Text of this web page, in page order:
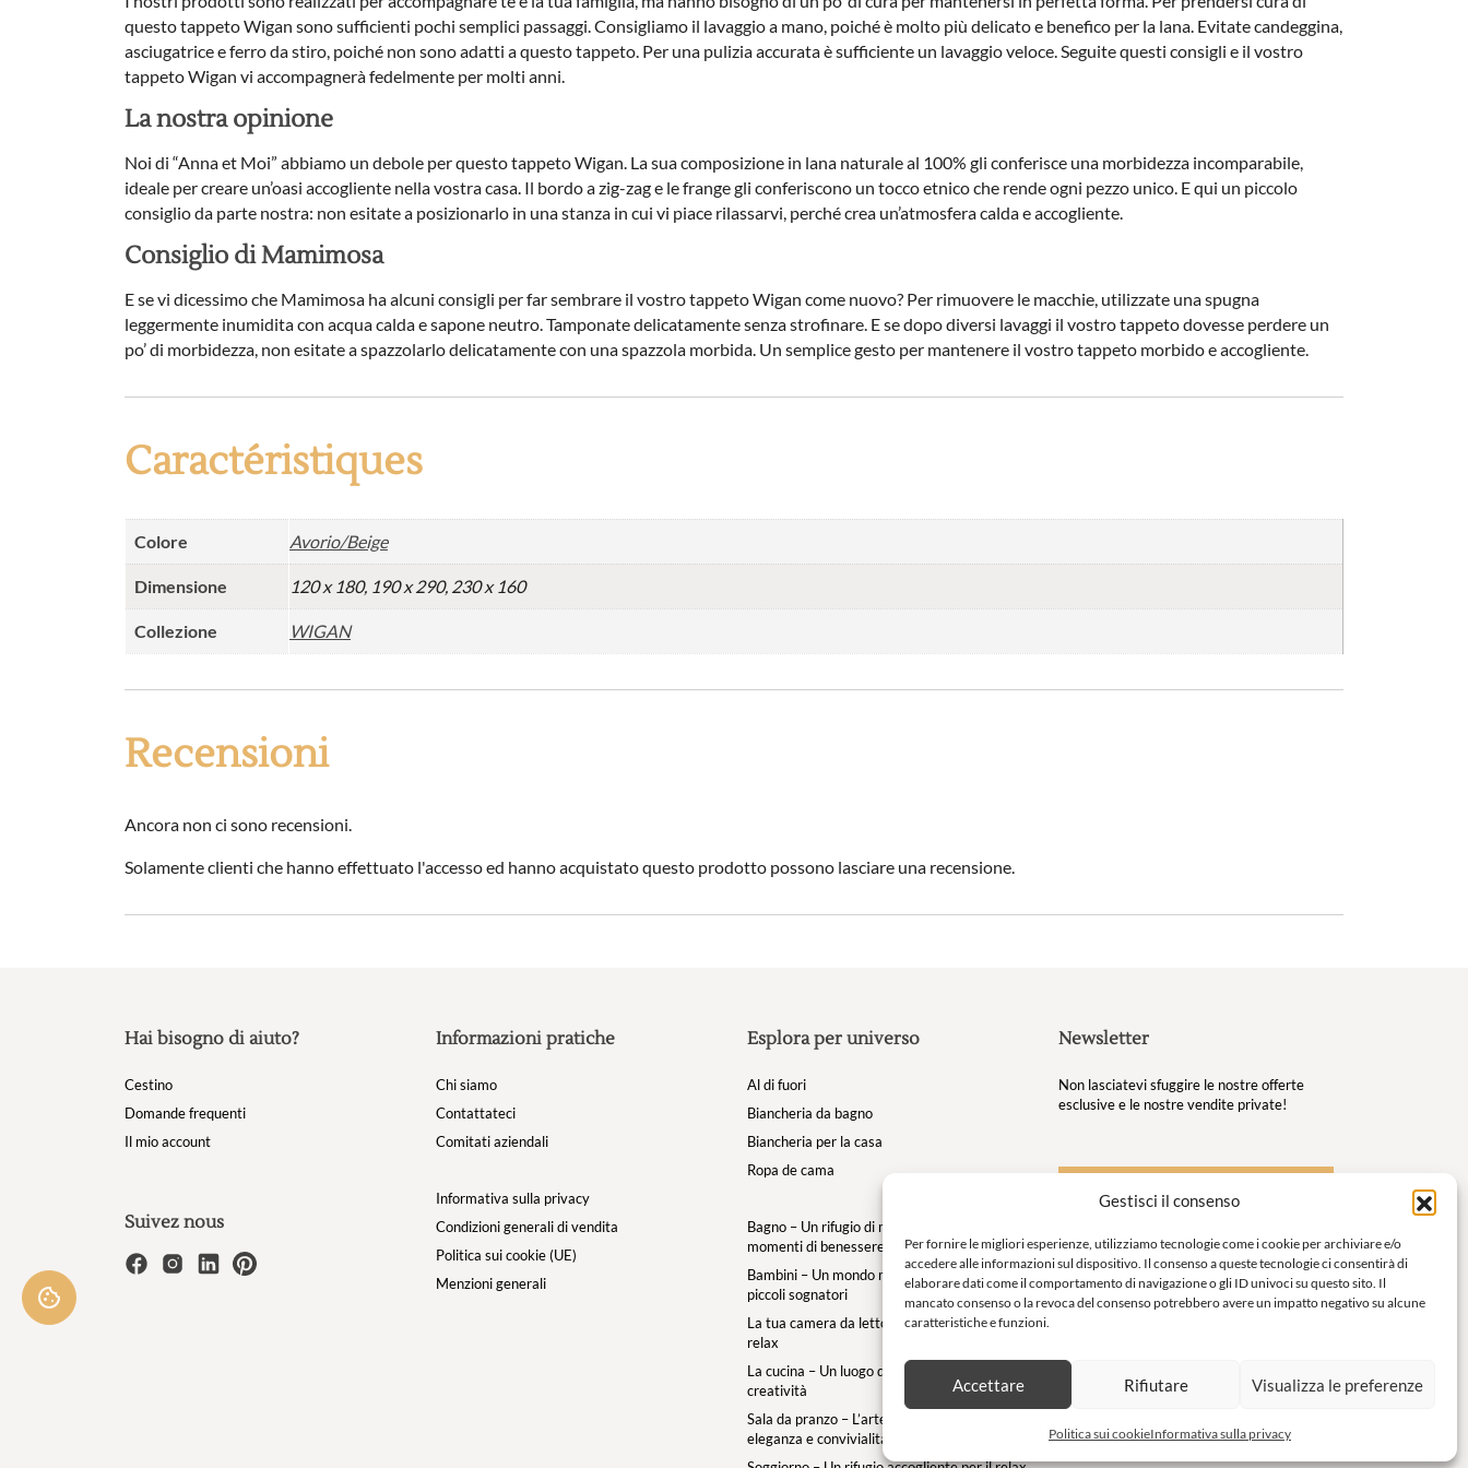
Gestisci il consenso
Per fornire le migliori esperienze, utilizziamo tecnologie come i cookie per archiviare e/o
accedere alle informazioni sul dispositivo. Il consenso a queste tecnologie ci consentirà di
elaborare dati come il comportamento di navigazione o gli ID univoci su questo sito. Il
mancato consenso o la revoca del consenso potrebbero avere un impatto negativo su alcune
caratteristiche e funzioni.
Accettare Rifiutare Visualizza le preferenze
Politica sui cookieInformativa sulla privacy
questo tappeto Wigan sono sufficienti pochi semplici passaggi. Consigliamo il lavaggio a mano, poiché è molto più delicato e benefico per la lana. Evitate candeggina,
asciugatrice e ferro da stiro, poiché non sono adatti a questo tappeto. Per una pulizia accurata è sufficiente un lavaggio veloce. Seguite questi consigli e il vostro
tappeto Wigan vi accompagnerà fedelmente per molti anni.
La nostra opinione
Noi di “Anna et Moi” abbiamo un debole per questo tappeto Wigan. La sua composizione in lana naturale al 100% gli conferisce una morbidezza incomparabile,
ideale per creare un’oasi accogliente nella vostra casa. Il bordo a zig-zag e le frange gli conferiscono un tocco etnico che rende ogni pezzo unico. E qui un piccolo
consiglio da parte nostra: non esitate a posizionarlo in una stanza in cui vi piace rilassarvi, perché crea un’atmosfera calda e accogliente.
Consiglio di Mamimosa
E se vi dicessimo che Mamimosa ha alcuni consigli per far sembrare il vostro tappeto Wigan come nuovo? Per rimuovere le macchie, utilizzate una spugna
leggermente inumidita con acqua calda e sapone neutro. Tamponate delicatamente senza strofinare. E se dopo diversi lavaggi il vostro tappeto dovesse perdere un
po’ di morbidezza, non esitate a spazzolarlo delicatamente con una spazzola morbida. Un semplice gesto per mantenere il vostro tappeto morbido e accogliente.
Caractéristiques
Colore Avorio/Beige
Dimensione 120 x 180, 190 x 290, 230 x 160
Collezione WIGAN
Recensioni
Ancora non ci sono recensioni.
Solamente clienti che hanno effettuato l'accesso ed hanno acquistato questo prodotto possono lasciare una recensione.
Hai bisogno di aiuto?
Cestino
Domande frequenti
Il mio account
Suivez nous
Informazioni pratiche
Chi siamo
Contattateci
Comitati aziendali
Informativa sulla privacy
Condizioni generali di vendita
Politica sui cookie (UE)
Menzioni generali
Esplora per universo
Al di fuori
Biancheria da bagno
Biancheria per la casa
Ropa de cama
Bagno – Un rifugio di morbidezza per i tuoi
momenti di benessere
Bambini – Un mondo morbido e magico per
piccoli sognatori
La tua camera da letto – un’oasi di comfort e
relax
La cucina – Un luogo di convivialità e
creatività
Sala da pranzo – L’arte della tavola con
eleganza e convivialità
Newsletter
Non lasciatevi sfuggire le nostre offerte
esclusive e le nostre vendite private!
S'inscrire à la newsletter